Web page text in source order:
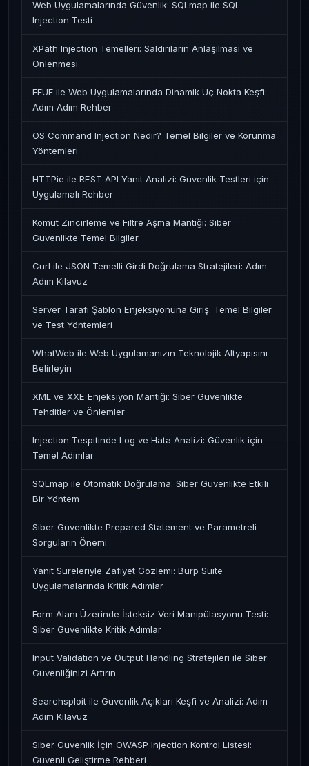
Web Uygulamalarında Güvenlik: SQLmap ile SQL
Injection Testi
XPath Injection Temelleri: Saldırıların Anlaşılması ve
Önlenmesi
FFUF ile Web Uygulamalarında Dinamik Uç Nokta Keşfi:
Adım Adım Rehber
OS Command Injection Nedir? Temel Bilgiler ve Korunma
Yöntemleri
HTTPie ile REST API Yanıt Analizi: Güvenlik Testleri için
Uygulamalı Rehber
Komut Zincirleme ve Filtre Aşma Mantığı: Siber
Güvenlikte Temel Bilgiler
Curl ile JSON Temelli Girdi Doğrulama Stratejileri: Adım
Adım Kılavuz
Server Tarafı Şablon Enjeksiyonuna Giriş: Temel Bilgiler
ve Test Yöntemleri
WhatWeb ile Web Uygulamanızın Teknolojik Altyapısını
Belirleyin
XML ve XXE Enjeksiyon Mantığı: Siber Güvenlikte
Tehditler ve Önlemler
Injection Tespitinde Log ve Hata Analizi: Güvenlik için
Temel Adımlar
SQLmap ile Otomatik Doğrulama: Siber Güvenlikte Etkili
Bir Yöntem
Siber Güvenlikte Prepared Statement ve Parametreli
Sorguların Önemi
Yanıt Süreleriyle Zafiyet Gözlemi: Burp Suite
Uygulamalarında Kritik Adımlar
Form Alanı Üzerinde İsteksiz Veri Manipülasyonu Testi:
Siber Güvenlikte Kritik Adımlar
Input Validation ve Output Handling Stratejileri ile Siber
Güvenliğinizi Artırın
Searchsploit ile Güvenlik Açıkları Keşfi ve Analizi: Adım
Adım Kılavuz
Siber Güvenlik İçin OWASP Injection Kontrol Listesi:
Güvenli Geliştirme Rehberi